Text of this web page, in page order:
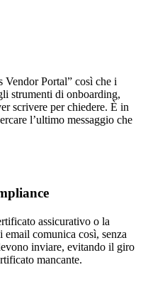
Vendor Portal” così che i
strumenti di onboarding,
scrivere per chiedere. È in
l’ultimo messaggio che
assicurativo o la
comunica così, senza
inviare, evitando il giro
mancante.